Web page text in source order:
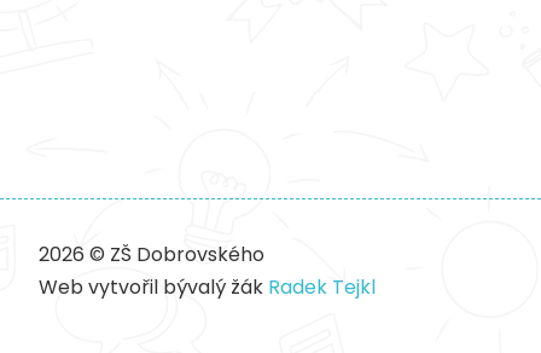
2026 © ZŠ Dobrovského
Web vytvořil bývalý žák Radek Tejkl